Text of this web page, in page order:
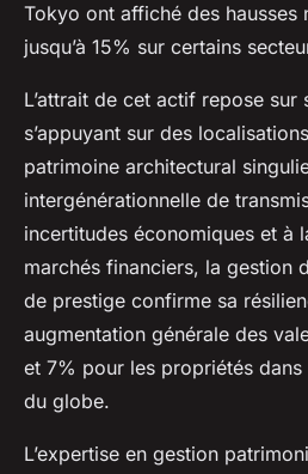
Tokyo ont affiché des
jusqu’à 15% sur certains
L’attrait de cet actif repose sur
s’appuyant sur des
patrimoine architectural
intergénérationnelle de
incertitudes économiques et à
marchés financiers, la gestion
de prestige confirme sa
augmentation générale des
et 7% pour les propriétés
du globe.
L’expertise en gestion